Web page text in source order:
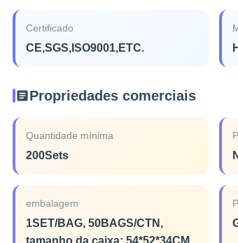
Certificado
CE,SGS,ISO9001,ETC.
Propriedades comerciais
Quantidade mínima
200Sets
embalagem
1SET/BAG, 50BAGS/CTN,
tamanho da caixa: 54*52*34CM